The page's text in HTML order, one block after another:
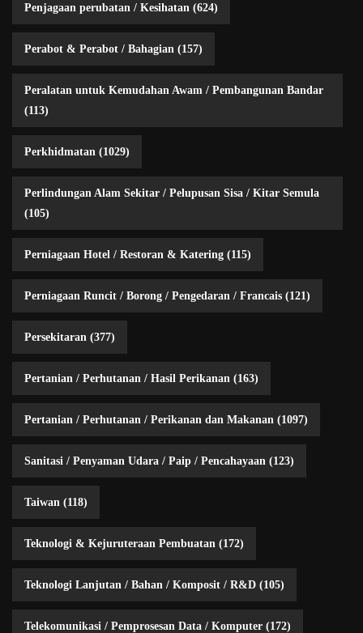
Penjagaan perubatan / Kesihatan (624)
Perabot & Perabot / Bahagian (157)
Peralatan untuk Kemudahan Awam / Pembangunan Bandar
(113)
Perkhidmatan (1029)
Perlindungan Alam Sekitar / Pelupusan Sisa / Kitar Semula
(105)
Perniagaan Hotel / Restoran & Katering (115)
Perniagaan Runcit / Borong / Pengedaran / Francais (121)
Persekitaran (377)
Pertanian / Perhutanan / Hasil Perikanan (163)
Pertanian / Perhutanan / Perikanan dan Makanan (1097)
Sanitasi / Penyaman Udara / Paip / Pencahayaan (123)
Taiwan (118)
Teknologi & Kejuruteraan Pembuatan (172)
Teknologi Lanjutan / Bahan / Komposit / R&D (105)
Telekomunikasi / Pemprosesan Data / Komputer (172)